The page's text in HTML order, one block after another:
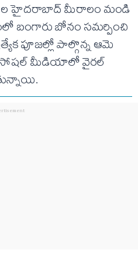
హైదరాబాద్ మీరాలం మండి
బంగారు బోనం సమర్పించి
పూజల్లో పాల్గొన్న ఆమె
మీడియాలో వైరల్